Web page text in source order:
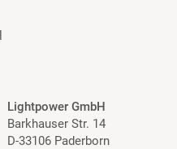
Lightpower GmbH
Barkhauser Str. 14
D-33106 Paderborn